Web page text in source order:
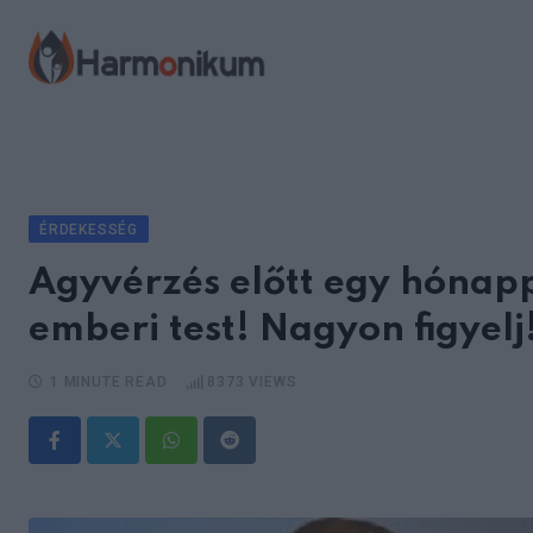
content
ÉRDEKESSÉG
Agyvérzés előtt egy
emberi test! Nagyon
WhatsappReddit